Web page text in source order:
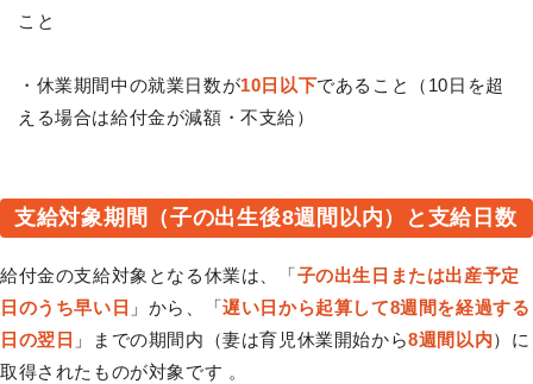
こと
・休業期間中の就業日数が10日以下であること（10日を超
える場合は給付金が減額・不支給）
支給対象期間（子の出生後8週間以内）と支給日数
給付金の支給対象となる休業は、「子の出生日または出産予定
日のうち早い日 」から、「遅い日から起算して8週間を経過する
日の翌日 」までの期間内（妻は育児休業開始から8週間以内）に
取得されたものが対象です 。